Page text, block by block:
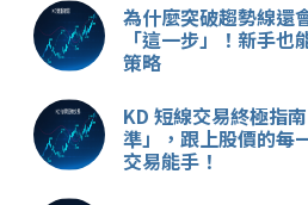
為什麼突破趨勢線還
「這一步」！新手
策略
KD 短線交易終極指
準」，跟上股價的每
交易能手！